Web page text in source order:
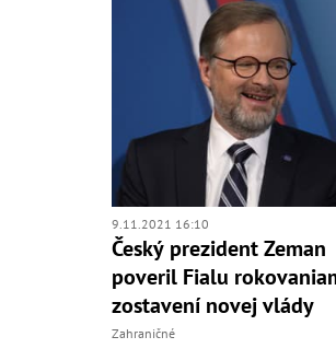
9.11.2021 16:10
Český prezident Zeman
poveril Fialu
zostavení novej vlády
Zahraničné